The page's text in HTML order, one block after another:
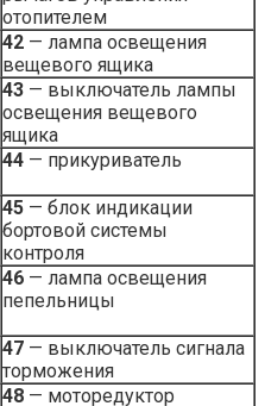
отопителем
42 — лампа освещения
вещевого ящика
43 — выключатель лампы
освещения вещевого
ящика
44 — прикуриватель
45 — блок индикации
бортовой системы
контроля
46 — лампа освещения
пепельницы
47 — выключатель сигнала
торможения
48 — моторедуктор